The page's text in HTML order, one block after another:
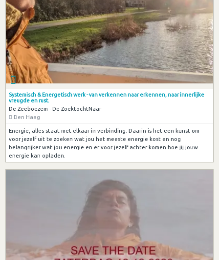
Systemisch & Energetisch werk - van verkennen naar erkennen, naar innerlijke
vreugde en rust.
De Zeeboezem - De ZoektochtNaar
Den Haag
Energie, alles staat met elkaar in verbinding. Daarin is het een kunst om
voor jezelf uit te zoeken wat jou het meeste energie kost en nog
belangrijker wat jou energie en er voor jezelf achter komen hoe jij jouw
energie kan opladen.